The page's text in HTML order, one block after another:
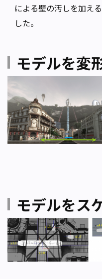
による壁の汚しを加え
した。
モデルを変
モデルをス